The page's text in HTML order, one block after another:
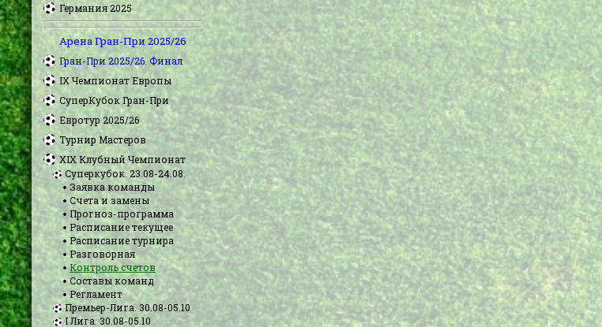
Германия 2025
Арена Гран-При 2025/26
Гран-При 2025/26. Финал
IX Чемпионат Европы
СуперКубок Гран-При
Евротур 2025/26
Турнир Мастеров
XIX Клубный Чемпионат
Суперкубок. 23.08-24.08.
Заявка команды
Счета и замены
Прогноз-программа
Расписание текущее
Расписание турнира
Разговорная
Контроль счетов
Составы команд
Регламент
Премьер-Лига. 30.08-05.10
I Лига. 30.08-05.10